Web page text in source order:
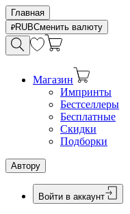
Главная
RUBСменить валюту
Магазин
Импринты
Бестселлеры
Бесплатные
Скидки
Подборки
Автору
Войти в аккаунт